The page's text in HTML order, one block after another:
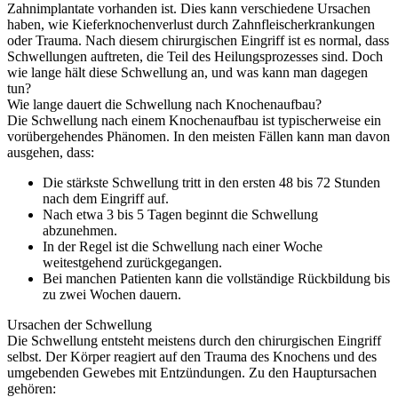
Zahnimplantate vorhanden ist. Dies kann verschiedene Ursachen
haben, wie Kieferknochenverlust durch Zahnfleischerkrankungen
oder Trauma. Nach diesem chirurgischen Eingriff ist es normal, dass
Schwellungen auftreten, die Teil des Heilungsprozesses sind. Doch
wie lange hält diese Schwellung an, und was kann man dagegen
tun?
Wie lange dauert die Schwellung nach Knochenaufbau?
Die Schwellung nach einem Knochenaufbau ist typischerweise ein
vorübergehendes Phänomen. In den meisten Fällen kann man davon
ausgehen, dass:
Die stärkste Schwellung tritt in den ersten 48 bis 72 Stunden
nach dem Eingriff auf.
Nach etwa 3 bis 5 Tagen beginnt die Schwellung
abzunehmen.
In der Regel ist die Schwellung nach einer Woche
weitestgehend zurückgegangen.
Bei manchen Patienten kann die vollständige Rückbildung bis
zu zwei Wochen dauern.
Ursachen der Schwellung
Die Schwellung entsteht meistens durch den chirurgischen Eingriff
selbst. Der Körper reagiert auf den Trauma des Knochens und des
umgebenden Gewebes mit Entzündungen. Zu den Hauptursachen
gehören: